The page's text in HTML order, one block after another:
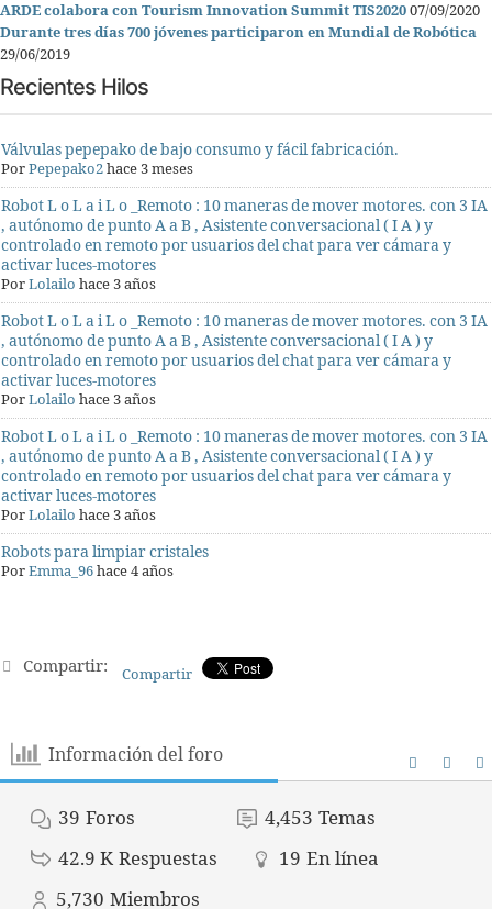
ARDE colabora con Tourism Innovation Summit TIS202007/09/2020
Durante tres días 700 jóvenes participaron en Mundial de Robótica
29/06/2019
Recientes Hilos
Válvulas pepepako de bajo consumo y fácil fabricación.
PorPepepako2hace 3 meses
Robot L o L a i L o _Remoto : 10 maneras de mover motores. con 3 IA
, autónomo de punto A a B , Asistente conversacional ( I A ) y
controlado en remoto por usuarios del chat para ver cámara y
activar luces-motores
PorLolailo hace 3 años
Robot L o L a i L o _Remoto : 10 maneras de mover motores. con 3 IA
, autónomo de punto A a B , Asistente conversacional ( I A ) y
controlado en remoto por usuarios del chat para ver cámara y
activar luces-motores
PorLolailo hace 3 años
Robot L o L a i L o _Remoto : 10 maneras de mover motores. con 3 IA
, autónomo de punto A a B , Asistente conversacional ( I A ) y
controlado en remoto por usuarios del chat para ver cámara y
activar luces-motores
PorLolailo hace 3 años
Robots para limpiar cristales
PorEmma_96hace 4 años
Compartir: Compartir
Información del foro
39 Foros 4,453 Temas
42.9 K Respuestas 19 En línea
5,730 Miembros